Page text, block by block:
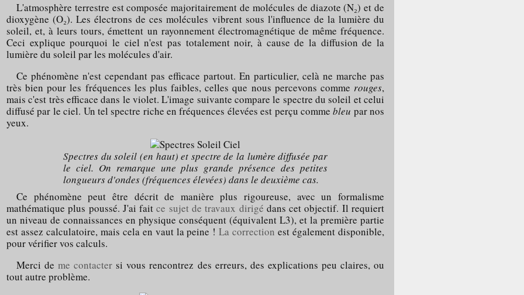
L'atmosphère terrestre est composée majoritairement de molécules de diazote (N₂) et de
dioxygène (O₂). Les électrons de ces molécules vibrent sous l'influence de la lumière du
soleil, et, à leurs tours, émettent un rayonnement électromagnétique de même fréquence.
Ceci explique pourquoi le ciel n'est pas totalement noir, à cause de la diffusion de la
lumière du soleil par les molécules d'air.
Ce phénomène n'est cependant pas efficace partout. En particulier, celà ne marche pas
très bien pour les fréquences les plus faibles, celles que nous percevons comme rouges,
mais c'est très efficace dans le violet. L'image suivante compare le spectre du soleil et celui
diffusé par le ciel. Un tel spectre riche en fréquences élevées est perçu commebleu par nos
yeux.
Spectres du soleil (en haut) et spectre de la lumère diffusée par
le ciel. On remarque une plus grande présence des petites
longueurs d'ondes (fréquences élevées) dans le deuxième cas.
Ce phénomène peut être décrit de manière plus rigoureuse, avec un formalisme
mathématique plus poussé. J'ai faitce sujet de travaux dirigé dans cet objectif. Il requiert
un niveau de connaissances en physique conséquent (équivalent L3), et la première partie
est assez calculatoire, mais cela en vaut la peine !La correction est également disponible,
pour vérifier vos calculs.
Merci deme contacter si vous rencontrez des erreurs, des explications peu claires, ou
tout autre problème.